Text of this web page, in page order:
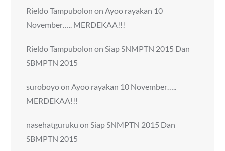
Rieldo Tampubolon onAyoo rayakan 10
November….. MERDEKAA!!!
Rieldo Tampubolon onSiap SNMPTN 2015 Dan
SBMPTN 2015
suroboyoonAyoo rayakan 10 November…..
MERDEKAA!!!
nasehatguruku onSiap SNMPTN 2015 Dan
SBMPTN 2015